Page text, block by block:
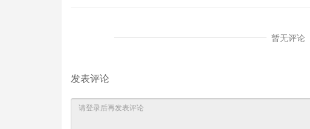
暂无评论
发表评论